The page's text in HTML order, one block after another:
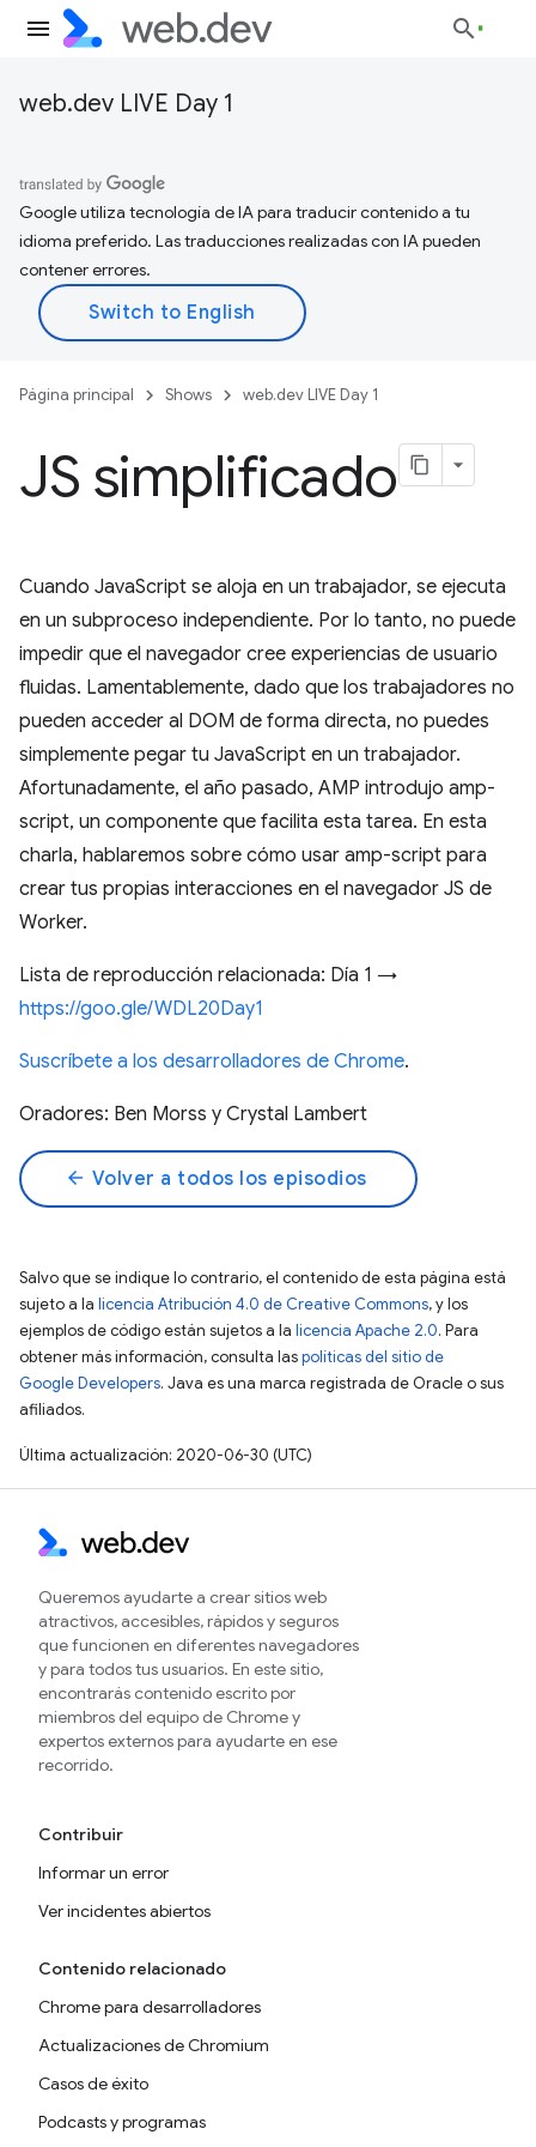
web.dev LIVE Day 1
Google utiliza tecnología de IA para traducir contenido a tu
idioma preferido. Las traducciones realizadas con IA pueden
contener errores.
Página principal Shows web.dev LIVE Day 1
JS simplificado
Cuando JavaScript se aloja en un trabajador, se ejecuta
en un subproceso independiente. Por lo tanto, no puede
impedir que el navegador cree experiencias de usuario
fluidas. Lamentablemente, dado que los trabajadores no
pueden acceder al DOM de forma directa, no puedes
simplemente pegar tu JavaScript en un trabajador.
Afortunadamente, el año pasado, AMP introdujo amp-
script, un componente que facilita esta tarea. En esta
charla, hablaremos sobre cómo usar amp-script para
crear tus propias interacciones en el navegador JS de
Worker.
Lista de reproducción relacionada: Día 1 →
https://goo.gle/WDL20Day1
Suscríbete a los desarrolladores de Chrome.
Oradores: Ben Morss y Crystal Lambert
arrow_back Volver a todos los episodios
Salvo que se indique lo contrario, el contenido de esta página está
sujeto a la licencia Atribución 4.0 de Creative Commons, y los
ejemplos de código están sujetos a la licencia Apache 2.0. Para
obtener más información, consulta laspolíticas del sitio de
Google Developers. Java es una marca registrada de Oracle o sus
afiliados.
Última actualización: 2020-06-30 (UTC)
Queremos ayudarte a crear sitios web
atractivos, accesibles, rápidos y seguros
que funcionen en diferentes navegadores
y para todos tus usuarios. En este sitio,
encontrarás contenido escrito por
miembros del equipo de Chrome y
expertos externos para ayudarte en ese
recorrido.
Contribuir
Informar un error
Ver incidentes abiertos
Contenido relacionado
Chrome para desarrolladores
Actualizaciones de Chromium
Casos de éxito
Podcasts y programas